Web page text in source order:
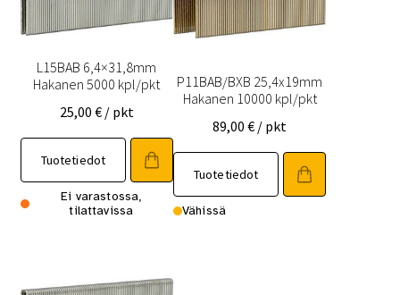
L15BAB 6,4×31,8mm
Hakanen 5000 kpl/pkt
25,00 € / pkt
Tuotetiedot
Ei varastossa,
tilattavissa
P11BAB/BXB 25,4x19mm
Hakanen 10000 kpl/pkt
89,00€ / pkt
Tuotetiedot
Vähissä